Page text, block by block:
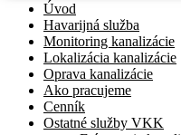
Úvod
Havarijná služba
Monitoring kanalizácie
Lokalizácia kanalizácie
Oprava kanalizácie
Ako pracujeme
Cenník
Ostatné služby VKK